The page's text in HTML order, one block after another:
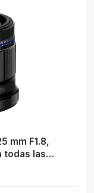
mm F1.8,
todas las
D & PEN,